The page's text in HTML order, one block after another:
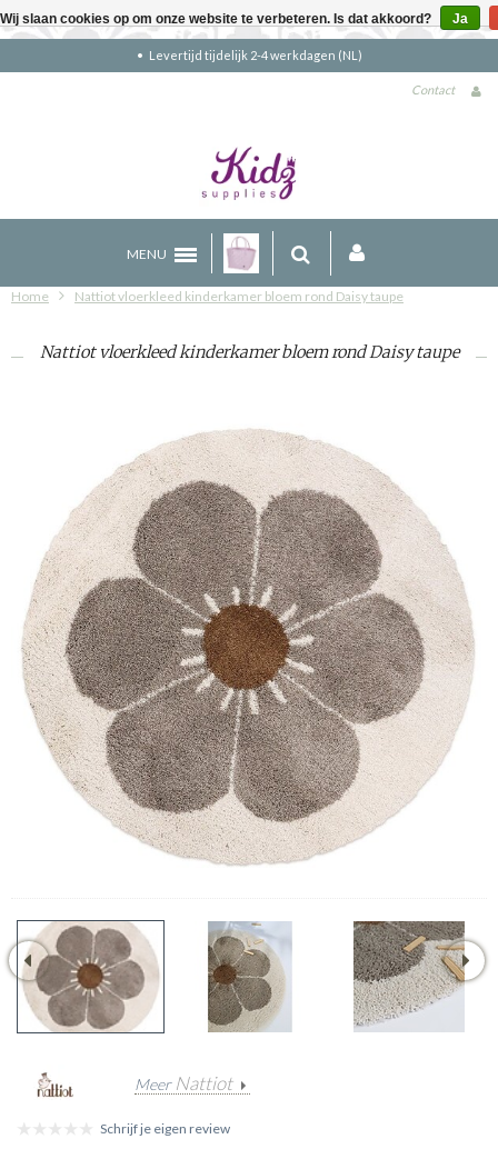
Gratis verzending boven €90 (NL)
Contact
MENU
Home Nattiot vloerkleed kinderkamer bloem rond Daisy taupe
Nattiot vloerkleed kinderkamer bloem rond Daisy taupe
Meer Nattiot
Schrijf je eigen review
Wij slaan cookies op om onze website te verbeteren. Is dat akkoord? Ja